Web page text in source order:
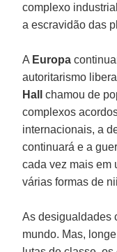
complexo
a escravidão das
A Europa
autoritarismo
Hall
chamou de
complexos
internacionais, a
continuará e a
cada vez mais em
várias formas de
As desigualdades
mundo. Mas,